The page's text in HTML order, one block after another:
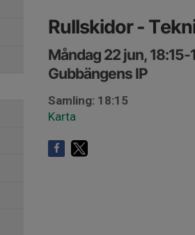
Rullskidor -
Måndag 22 jun, 18:15-
Gubbängens IP
Samling: 18:15
Karta